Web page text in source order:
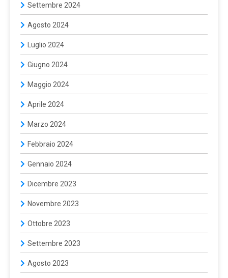
Settembre 2024
Agosto 2024
Luglio 2024
Giugno 2024
Maggio 2024
Aprile 2024
Marzo 2024
Febbraio 2024
Gennaio 2024
Dicembre 2023
Novembre 2023
Ottobre 2023
Settembre 2023
Agosto 2023